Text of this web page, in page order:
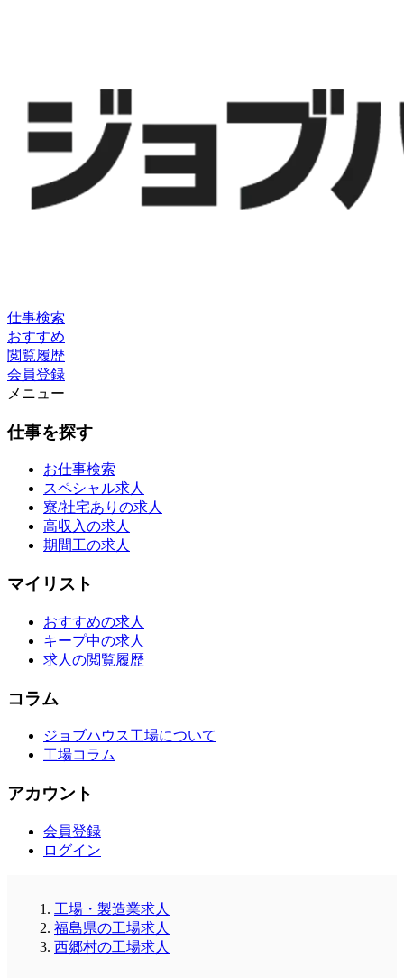
仕事検索
おすすめ
閲覧履歴
会員登録
メニュー
仕事を探す
お仕事検索
スペシャル求人
寮/社宅ありの求人
高収入の求人
期間工の求人
マイリスト
おすすめの求人
キープ中の求人
求人の閲覧履歴
コラム
ジョブハウス工場について
工場コラム
アカウント
会員登録
ログイン
工場・製造業求人
福島県の工場求人
西郷村の工場求人